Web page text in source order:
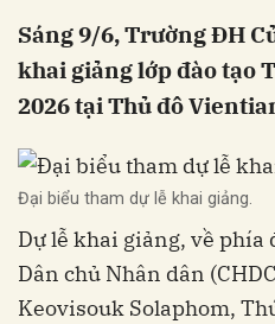
Sáng 9/6, Trường ĐH
khai giảng lớp đào tạo
2026 tại Thủ đô
Đại biểu tham dự lễ khai giảng.
Dự lễ khai giảng, về phía
Dân chủ Nhân dân
Keovisouk Solaphom,
Hủy